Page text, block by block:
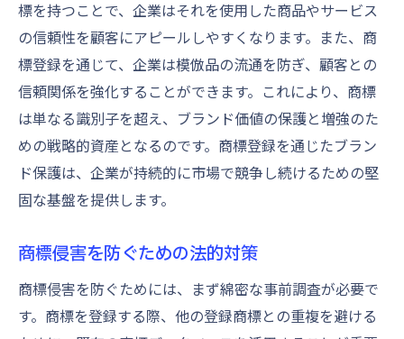
標を持つことで、企業はそれを使用した商品やサービス
の信頼性を顧客にアピールしやすくなります。また、商
標登録を通じて、企業は模倣品の流通を防ぎ、顧客との
信頼関係を強化することができます。これにより、商標
は単なる識別子を超え、ブランド価値の保護と増強のた
めの戦略的資産となるのです。商標登録を通じたブラン
ド保護は、企業が持続的に市場で競争し続けるための堅
固な基盤を提供します。
商標侵害を防ぐための法的対策
商標侵害を防ぐためには、まず綿密な事前調査が必要で
す。商標を登録する際、他の登録商標との重複を避ける